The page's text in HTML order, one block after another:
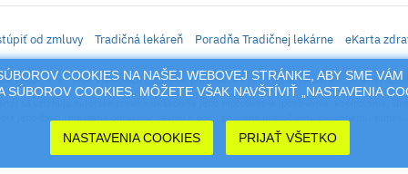
COOKIES NA NAŠEJ WEBOVEJ STRÁNKE, ABY SME
COOKIES. MÔŽETE VŠAK NAVŠTÍVIŤ „NASTAVENIA
NASTAVENIA COOKIES PRIJAŤ VŠETKO
od zmluvy Tradičná lekáreň Poradňa Tradičnej lekárne eKarta
liekov, vitamínov, výživových doplnkov, prípravkov s liečivým účinkom a kozmetiky.
jeho časti (prevzatie obrázkov, textov a pod.) podlieha predošlému písomnému súhlasu